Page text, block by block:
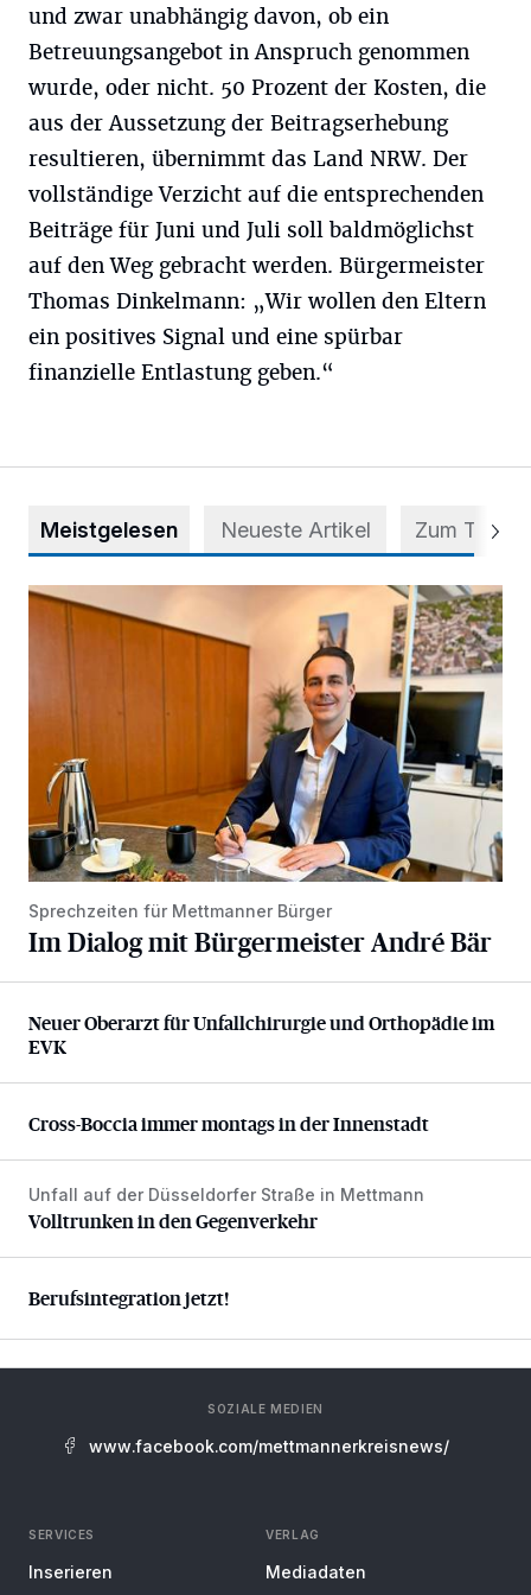
und zwar unabhängig davon, ob ein
Betreuungsangebot in Anspruch genommen
wurde, oder nicht. 50 Prozent der Kosten, die
aus der Aussetzung der Beitragserhebung
resultieren, übernimmt das Land NRW. Der
vollständige Verzicht auf die entsprechenden
Beiträge für Juni und Juli soll baldmöglichst
auf den Weg gebracht werden. Bürgermeister
Thomas Dinkelmann: „Wir wollen den Eltern
ein positives Signal und eine spürbar
finanzielle Entlastung geben.“
Meistgelesen Neueste Artikel Zum Thema
Im Dialog mit Bürgermeister André Bär
Sprechzeiten für Mettmanner Bürger
Im Dialog mit Bürgermeister André Bär
Neuer Oberarzt für Unfallchirurgie und Orthopädie im EVK
Neuer Oberarzt für Unfallchirurgie und Orthopädie im
EVK
Cross-Boccia immer montags in der Innenstadt
Cross-Boccia immer montags in der Innenstadt
Volltrunken in den Gegenverkehr
Unfall auf der Düsseldorfer Straße in Mettmann
Volltrunken in den Gegenverkehr
Berufsintegration jetzt!
Berufsintegration jetzt!
SOZIALE MEDIEN
www.facebook.com/mettmannerkreisnews/
SERVICES
Inserieren
VERLAG
Mediadaten